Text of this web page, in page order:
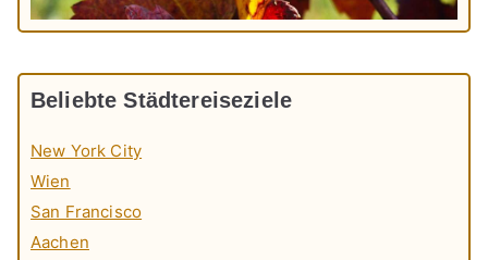
Beliebte Städtereiseziele
New York City
Wien
San Francisco
Aachen